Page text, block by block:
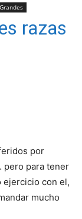
razas
por
pero para tener
ejercicio con el,
mucho